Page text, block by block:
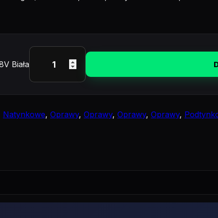
Biała
Natynkowe, Oprawy, Oprawy, Oprawy, Oprawy,